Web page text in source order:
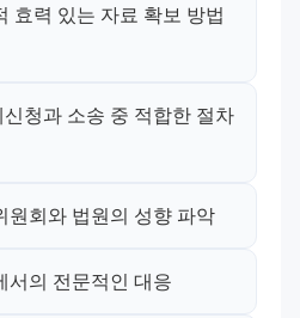
효력 있는 자료 확보 방법
청과 소송 중 적합한 절차
원회와 법원의 성향 파악
서의 전문적인 대응